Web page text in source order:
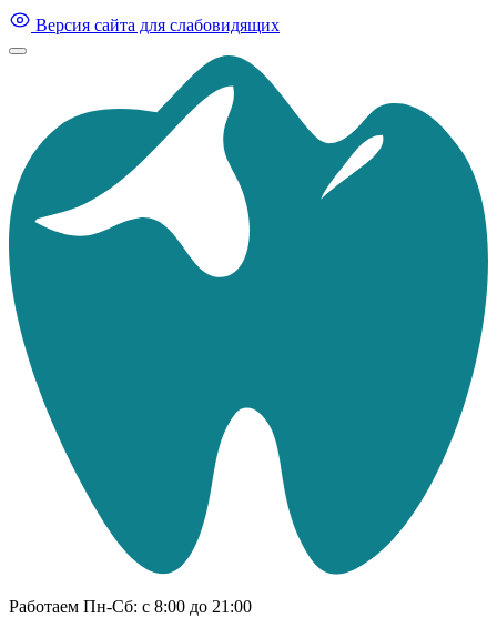
Версия сайта для слабовидящих
Работаем Пн-Cб: с 8:00 до 21:00